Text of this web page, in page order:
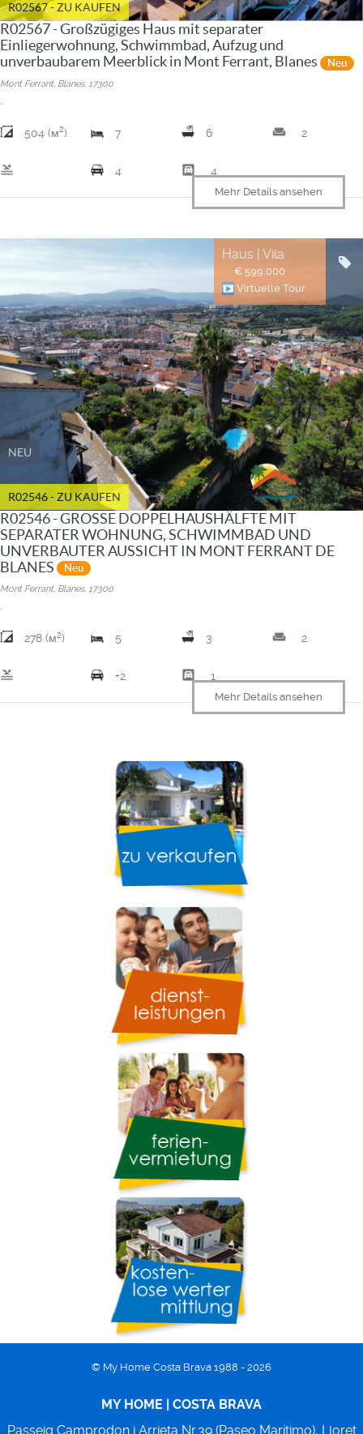
R02567 - ZU KAUFEN
R02567 - Großzügiges Haus mit separater
Einliegerwohnung, Schwimmbad, Aufzug und
unverbaubarem Meerblick in Mont Ferrant, Blanes
Neu
Mont Ferrant, Blanes, 17300
504 (м2) 7 6 weekend 2
pool 4 garage 4
Mehr Details ansehen
NEU
R02546 - ZU KAUFEN
Haus | Vila
€ 599.000
Virtuelle Tour
R02546 - GROSSE DOPPELHAUSHÄLFTE MIT
SEPARATER WOHNUNG, SCHWIMMBAD UND
UNVERBAUTER AUSSICHT IN MONT FERRANT DE
BLANES
Neu
Mont Ferrant, Blanes, 17300
.
278 (м2) 5 3 weekend 2
pool +2 garage 1
Mehr Details ansehen
© My Home Costa Brava 1988 - 2026
MY HOME | COSTA BRAVA
Passeig Camprodon i Arrieta Nr.39 (Paseo Marítimo), Lloret